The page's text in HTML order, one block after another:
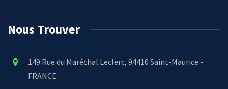
Nous Trouver
149 Rue du Maréchal Leclerc, 94410 Saint-Maurice -
FRANCE